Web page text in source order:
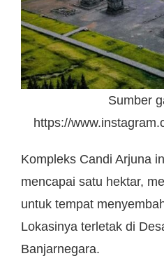
Sumber
https://
Kompleks Candi Arjuna
mencapai satu hektar,
untuk tempat
Lokasinya terletak di
Banjarnegara.